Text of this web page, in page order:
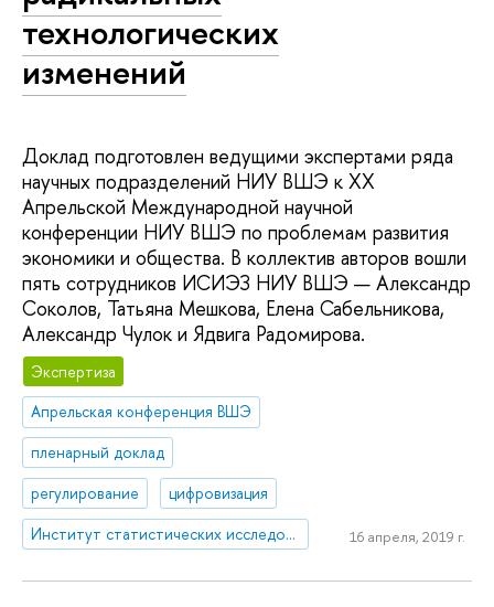
технологических
изменений
Доклад подготовлен ведущими экспертами ряда
научных подразделений НИУ ВШЭ к XX
Апрельской Международной научной
конференции НИУ ВШЭ по проблемам развития
экономики и общества. В коллектив авторов вошли
пять сотрудников ИСИЭЗ НИУ ВШЭ — Александр
Соколов, Татьяна Мешкова, Елена Сабельникова,
Александр Чулок и Ядвига Радомирова.
Экспертиза
Апрельская конференция ВШЭ
пленарный доклад
регулирование
цифровизация
Институт статистических исследований и экономики знаний
16 апреля, 2019 г.